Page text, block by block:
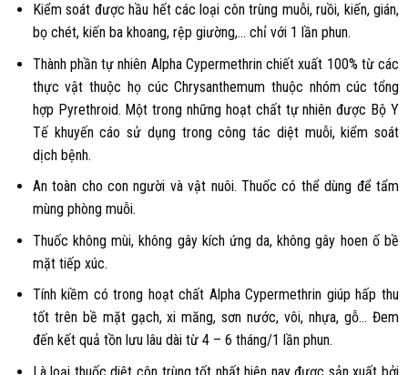
Kiểm soát được hầu hết các loại côn trùng muỗi, ruồi, kiến, gián,
bọ chét, kiến ba khoang, rệp giường,… chỉ với 1 lần phun.
Thành phần tự nhiên Alpha Cypermethrin chiết xuất 100% từ các
thực vật thuộc họ cúc Chrysanthemum thuộc nhóm cúc tổng
hợp Pyrethroid. Một trong những hoạt chất tự nhiên được Bộ Y
Tế khuyến cáo sử dụng trong công tác diệt muỗi, kiểm soát
dịch bệnh.
An toàn cho con người và vật nuôi. Thuốc có thể dùng để tẩm
mùng phòng muỗi.
Thuốc không mùi, không gây kích ứng da, không gây hoen ố bề
mặt tiếp xúc.
Tính kiềm có trong hoạt chất Alpha Cypermethrin giúp hấp thu
tốt trên bề mặt gạch, xi măng, sơn nước, vôi, nhựa, gỗ… Đem
đến kết quả tồn lưu lâu dài từ 4 – 6 tháng/1 lần phun.